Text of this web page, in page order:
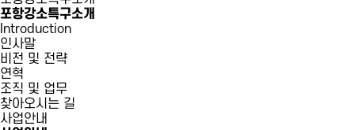
포항강소특구소개
Introduction
인사말
비전 및 전략
연혁
조직 및 업무
찾아오시는 길
사업안내